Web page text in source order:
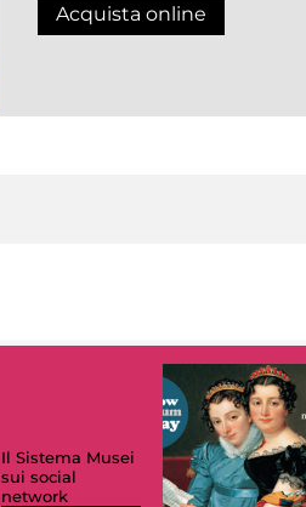
Acquista online
Il Sistema Musei
sui social
network